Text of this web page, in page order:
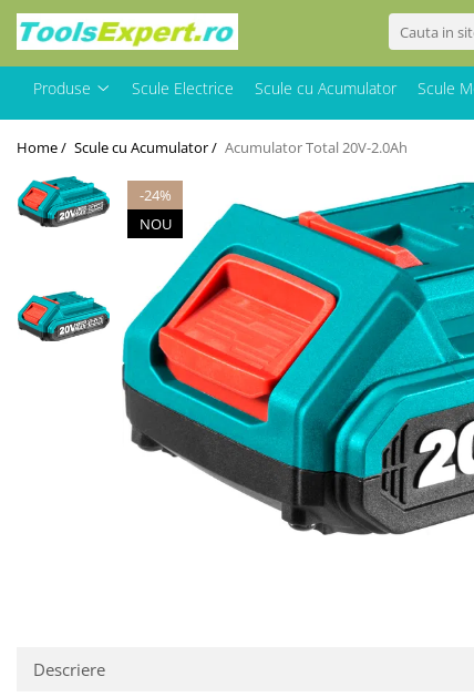
Produse
Total
Produse Scule Electrice Scule cu Acumulator Scule
Home / Scule cu Acumulator / Acumulator Total 20V-2.0Ah
-24%
NOU
Descriere